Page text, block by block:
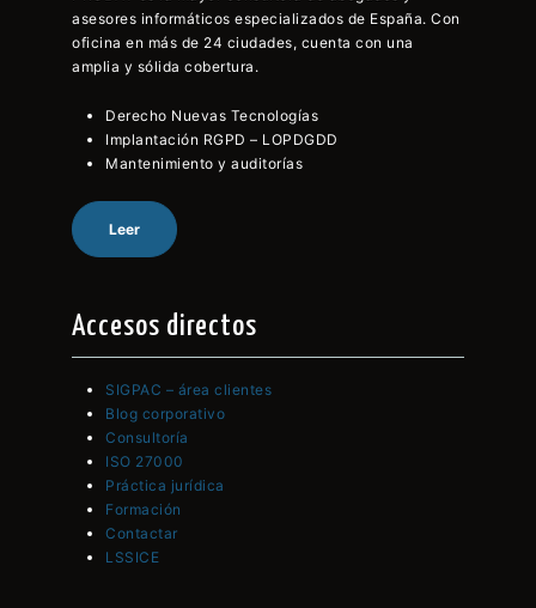
asesores informáticos especializados de España. Con
oficina en más de 24 ciudades, cuenta con una
amplia y sólida cobertura.
Derecho Nuevas Tecnologías
Implantación RGPD – LOPDGDD
Mantenimiento y auditorías
Leer
Accesos directos
SIGPAC – área clientes
Blog corporativo
Consultoría
ISO 27000
Práctica jurídica
Formación
Contactar
LSSICE